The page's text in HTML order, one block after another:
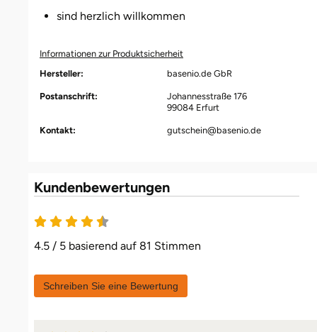
sind herzlich willkommen
Informationen zur Produktsicherheit
Hersteller:
basenio.de GbR
Postanschrift:
Johannesstraße 176
99084 Erfurt
Kontakt: gutschein@basenio.de
Kundenbewertungen
4.5 von 5
4.5 / 5 basierend auf 81 Stimmen
Schreiben Sie eine Bewertung
Gersfeld
Görlitz
Halle